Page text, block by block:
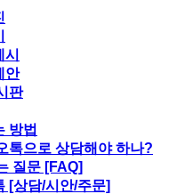
안
판
방법
톡으로 상담해야 하나?
질문 [FAQ]
[상담/시안/주문]